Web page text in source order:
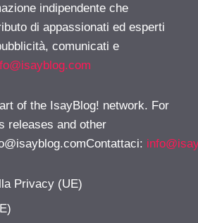
indipendente che
di appassionati ed esperti
comunicati e
of the IsayBlog! network. For
releases and other
:
Privacy (UE)